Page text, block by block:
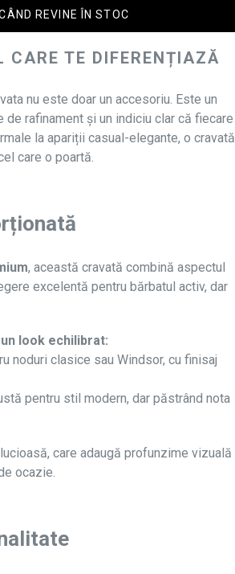
REVINE ÎN STOC
CARE TE DIFERENȚIAZĂ
nu este doar un accesoriu. Este un
rafinament și un indiciu clar că fiecare
la apariții casual-elegante, o cravată
care o poartă.
, această cravată combină aspectul
excelentă pentru bărbatul activ, dar
look echilibrat:
noduri clasice sau Windsor, cu finisaj
pentru stil modern, dar păstrând nota
care adaugă profunzime vizuală
ocazie.